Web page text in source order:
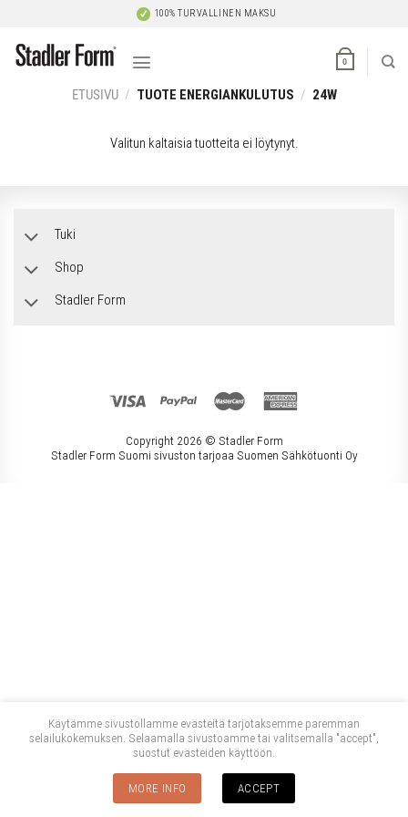
content
100% TURVALLINEN MAKSU
0
ETUSIVU / TUOTE ENERGIANKULUTUS / 24W
Valitun kaltaisia tuotteita ei löytynyt.
Tuki
Shop
Stadler Form
Copyright 2026 © Stadler Form
Stadler Form Suomi sivuston tarjoaa Suomen Sähkötuonti Oy
Käytämme sivustollamme evästeitä tarjotaksemme paremman
selailukokemuksen. Selaamalla sivustoamme tai valitsemalla "accept",
suostut evästeiden käyttöön.
MORE INFO ACCEPT